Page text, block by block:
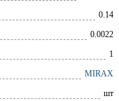
0.14
0.0022
1
MIRAX
шт